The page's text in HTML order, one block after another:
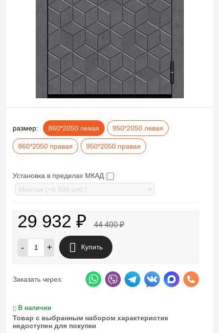
размер: 860*2050 левая 950*2050 левая
860*2050 правая 950*2050 правая
Установка в пределах МКАД
29 932 ₽ 44 400₽
- + Купить
Заказать через:
В наличии
Товар с выбранным набором характеристик
недоступен для покупки